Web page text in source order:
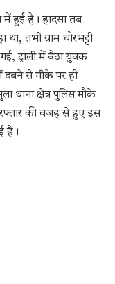
में हुई है। हादसा तब
तभी ग्राम चोरभट्टी
गई, ट्राली में बैठा युवक
दबने से मौके पर ही
थाना क्षेत्र पुलिस मौके
की वजह से हुए इस
है।